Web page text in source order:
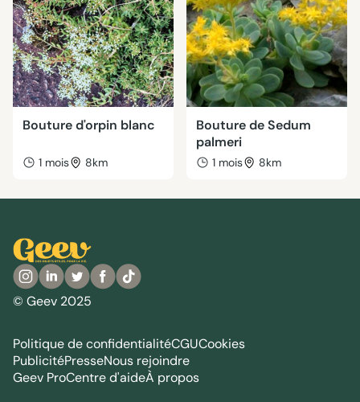
Bouture d'orpin blanc
1 mois 8km
Bouture de Sedum
palmeri
1 mois 8km
© Geev 2025
Politique de confidentialitéCGUCookies
PublicitéPresseNous rejoindre
Geev ProCentre d'aideÀ propos